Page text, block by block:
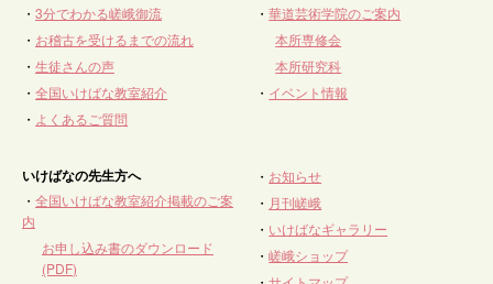
・ 3分でわかる嵯峨御流
・ お稽古を受けるまでの流れ
・ 生徒さんの声
・ 全国いけばな教室紹介
・ よくあるご質問
・華道芸術学院のご案内
本所専修会
本所研究科
・ イベント情報
いけばなの先生方へ
・ 全国いけばな教室紹介掲載のご案
内
お申し込み書のダウンロード
(PDF)
・ お知らせ
・ 月刊嵯峨
・ いけばなギャラリー
・嵯峨ショップ